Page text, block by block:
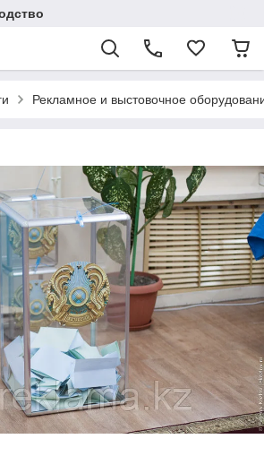
Рекламное и выстовочное